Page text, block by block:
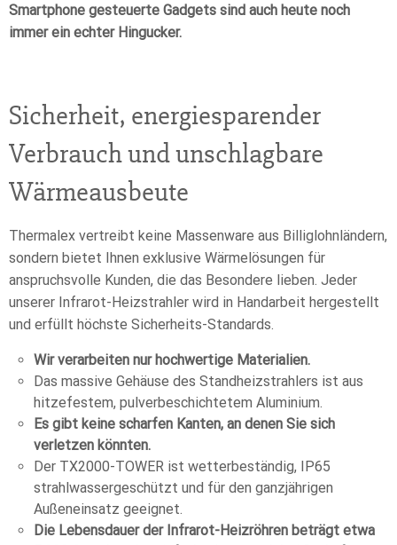
Smartphone gesteuerte Gadgets sind auch heute noch
immer ein echter Hingucker.
Sicherheit, energiesparender
Verbrauch und unschlagbare
Wärmeausbeute
Thermalex vertreibt keine Massenware aus Billiglohnländern,
sondern bietet Ihnen exklusive Wärmelösungen für
anspruchsvolle Kunden, die das Besondere lieben. Jeder
unserer Infrarot-Heizstrahler wird in Handarbeit hergestellt
und erfüllt höchste Sicherheits-Standards.
Wir verarbeiten nur hochwertige Materialien.
Das massive Gehäuse des Standheizstrahlers ist aus
hitzefestem, pulverbeschichtetem Aluminium.
Es gibt keine scharfen Kanten, an denen Sie sich
verletzen könnten.
Der TX2000-TOWER ist wetterbeständig, IP65
strahlwassergeschützt und für den ganzjährigen
Außeneinsatz geeignet.
Die Lebensdauer der Infrarot-Heizröhren beträgt etwa